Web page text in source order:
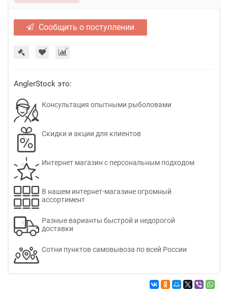
Сообщить о поступлении
AnglerStock это:
Консультация опытными рыболовами
Скидки и акции для клиентов
Интернет магазин с персональным подходом
В нашем интернет-магазине огромный
ассортимент
Разные варианты быстрой и недорогой
доставки
Сотни пунктов самовывоза по всей России